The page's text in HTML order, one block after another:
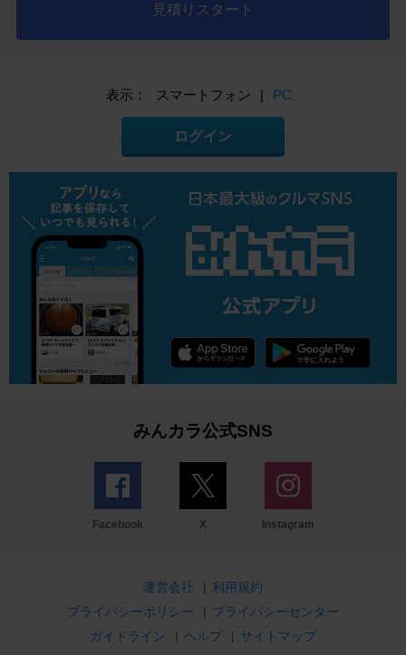
見積りスタート
表示： スマートフォン | PC
ログイン
みんカラ公式SNS
Facebook X Instagram
運営会社 | 利用規約
プライバシーポリシー
| プライバシーセンター
ガイドライン
| ヘルプ | サイトマップ